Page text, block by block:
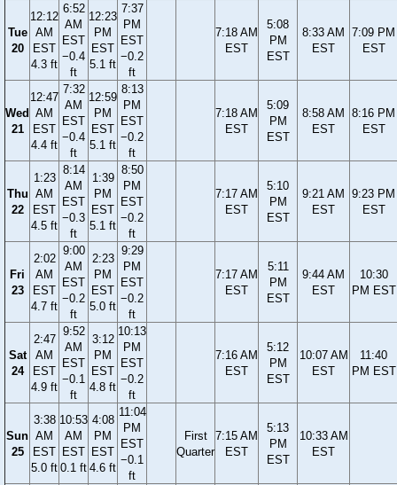
Tue
20
12:12
AM
EST
4.3 ft
6:52
AM
EST
−0.4
ft
12:23
PM
EST
5.1 ft
7:37
PM
EST
−0.2
ft
7:18 AM
EST
5:08
PM
EST
8:33 AM
EST
7:09 PM
EST
Wed
21
12:47
AM
EST
4.4 ft
7:32
AM
EST
−0.4
ft
12:59
PM
EST
5.1 ft
8:13
PM
EST
−0.2
ft
7:18 AM
EST
5:09
PM
EST
8:58 AM
EST
8:16 PM
EST
Thu
22
1:23
AM
EST
4.5 ft
8:14
AM
EST
−0.3
ft
1:39
PM
EST
5.1 ft
8:50
PM
EST
−0.2
ft
7:17 AM
EST
5:10
PM
EST
9:21 AM
EST
9:23 PM
EST
Fri
23
2:02
AM
EST
4.7 ft
9:00
AM
EST
−0.2
ft
2:23
PM
EST
5.0 ft
9:29
PM
EST
−0.2
ft
7:17 AM
EST
5:11
PM
EST
9:44 AM
EST
10:30
PM EST
Sat
24
2:47
AM
EST
4.9 ft
9:52
AM
EST
−0.1
ft
3:12
PM
EST
4.8 ft
10:13
PM
EST
−0.2
ft
7:16 AM
EST
5:12
PM
EST
10:07 AM
EST
11:40
PM EST
Sun
25
3:38
AM
EST
5.0 ft
10:53
AM
EST
0.1 ft
4:08
PM
EST
4.6 ft
11:04
PM
EST
−0.1
ft
First
Quarter
7:15 AM
EST
5:13
PM
EST
10:33 AM
EST